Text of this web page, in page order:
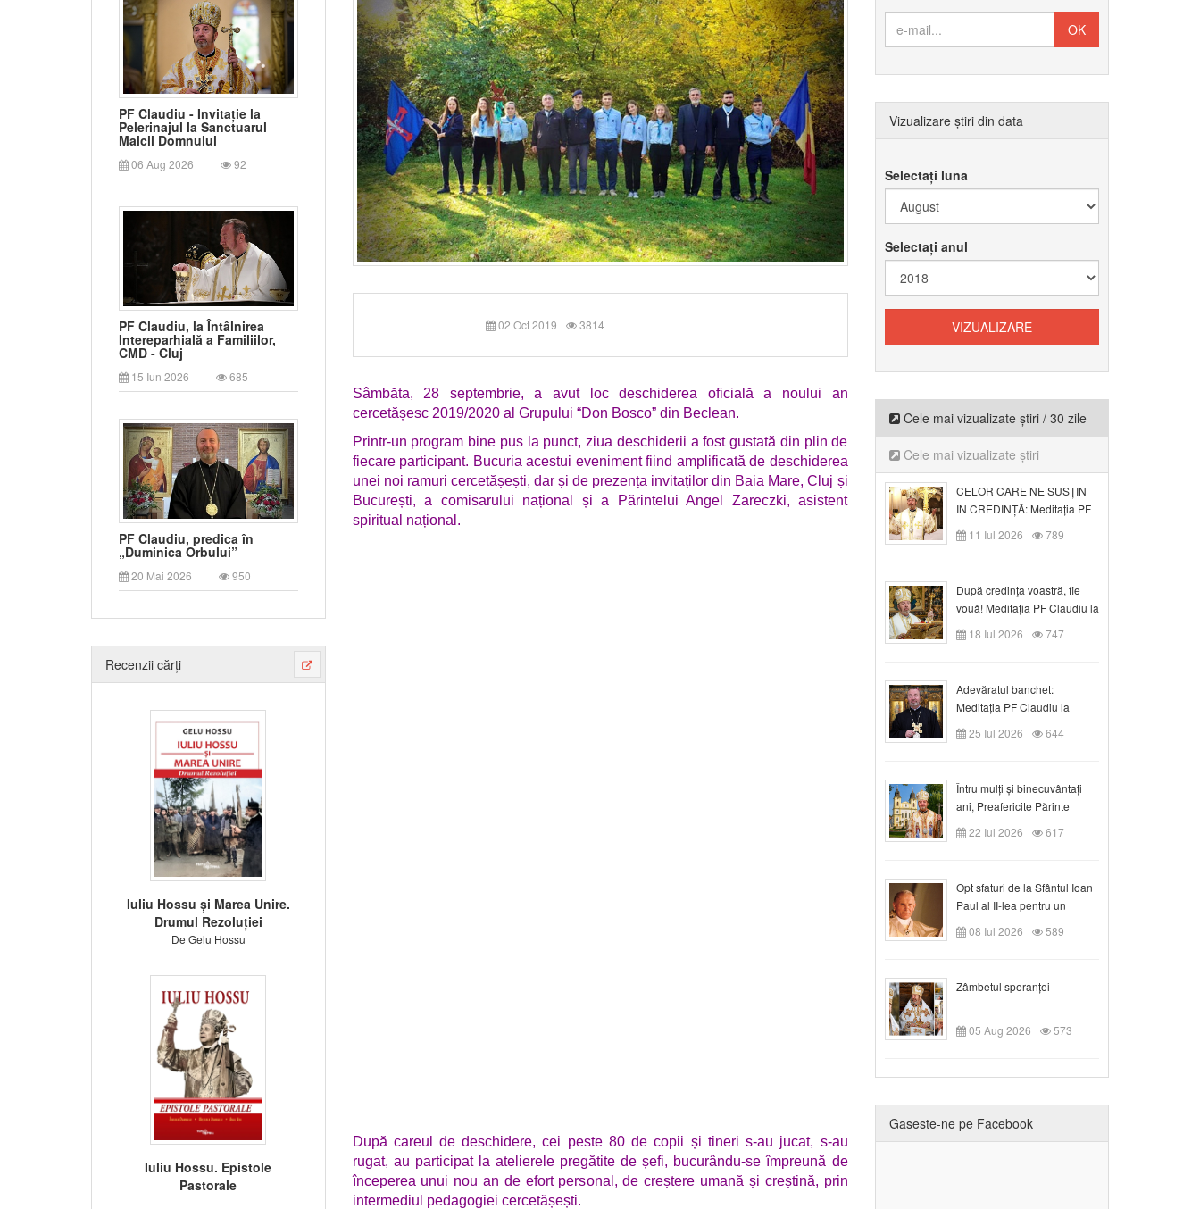
PF Claudiu - Invitație la
Pelerinajul la Sanctuarul
Maicii Domnului
06 Aug 2026 92
PF Claudiu, la Întâlnirea
Intereparhială a Familiilor,
CMD - Cluj
15 Iun 2026 685
PF Claudiu, predica în
„Duminica Orbului”
20 Mai 2026 950
Recenzii cărți
Iuliu Hossu și Marea Unire.
Drumul Rezoluției
De Gelu Hossu
Iuliu Hossu. Epistole
Pastorale
02 Oct 2019 3814
Sâmbăta, 28 septembrie, a avut loc deschiderea oficială a noului an
cercetășesc 2019/2020 al Grupului “Don Bosco” din Beclean.
Printr-un program bine pus la punct, ziua deschiderii a fost gustată din plin de
fiecare participant. Bucuria acestui eveniment fiind amplificată de deschiderea
unei noi ramuri cercetășești, dar și de prezența invitaților din Baia Mare, Cluj și
București, a comisarului național și a Părintelui Angel Zareczki, asistent
spiritual național.
După careul de deschidere, cei peste 80 de copii și tineri s-au jucat, s-au
rugat, au participat la atelierele pregătite de șefi, bucurându-se împreună de
începerea unui nou an de efort personal, de creștere umană și creștină, prin
intermediul pedagogiei cercetășești.
Vizualizare știri din data
Selectați luna
Selectați anul
Cele mai vizualizate știri / 30 zile
Cele mai vizualizate știri
CELOR CARE NE SUSȚIN
ÎN CREDINȚĂ: Meditația PF
Claudiu la Duminica a VI-a
după Rusalii
11 Iul 2026 789
După credinţa voastră, fie
vouă! Meditația PF Claudiu la
duminica a VII-a după Rusalii
18 Iul 2026 747
Adevăratul banchet:
Meditația PF Claudiu la
Duminica a VIII-a după
Rusalii
25 Iul 2026 644
Întru mulți și binecuvântați
ani, Preafericite Părinte
Claudiu!
22 Iul 2026 617
Opt sfaturi de la Sfântul Ioan
Paul al II-lea pentru un
creștin
08 Iul 2026 589
Zâmbetul speranței
05 Aug 2026 573
Gaseste-ne pe Facebook